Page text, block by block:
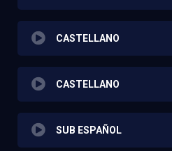
CASTELLANO
CASTELLANO
SUB ESPAÑOL